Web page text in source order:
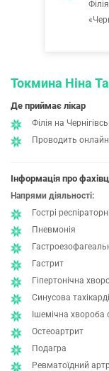
Токмина Ніна
Де приймає лікар
Філія на
Проводить
Інформація про
Напрями діяльності:
Гострі
Пневмонія
Гастрит
Гіпертонічна
Синусова
Ішемічна хвороба
Остеоартрит
Подагра
Ревматоїдний